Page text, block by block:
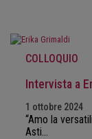
COLLOQUIO
Intervista a
1 ottobre 2024
“Amo la
Asti…